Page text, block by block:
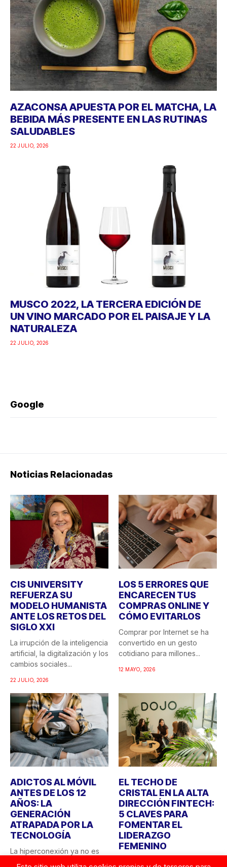
AZACONSA APUESTA POR EL MATCHA, LA
BEBIDA MÁS PRESENTE EN LAS RUTINAS
SALUDABLES
22 JULIO, 2026
MUSCO 2022, LA TERCERA EDICIÓN DE
UN VINO MARCADO POR EL PAISAJE Y LA
NATURALEZA
22 JULIO, 2026
Google
Noticias Relacionadas
CIS UNIVERSITY
REFUERZA SU
MODELO HUMANISTA
ANTE LOS RETOS DEL
SIGLO XXI
La irrupción de la inteligencia
artificial, la digitalización y los
cambios sociales...
22 JULIO, 2026
LOS 5 ERRORES QUE
ENCARECEN TUS
COMPRAS ONLINE Y
CÓMO EVITARLOS
Comprar por Internet se ha
convertido en un gesto
cotidiano para millones...
12 MAYO, 2026
ADICTOS AL MÓVIL
ANTES DE LOS 12
AÑOS: LA
GENERACIÓN
ATRAPADA POR LA
TECNOLOGÍA
La hiperconexión ya no es
EL TECHO DE
CRISTAL EN LA ALTA
DIRECCIÓN FINTECH:
5 CLAVES PARA
FOMENTAR EL
LIDERAZGO
FEMENINO